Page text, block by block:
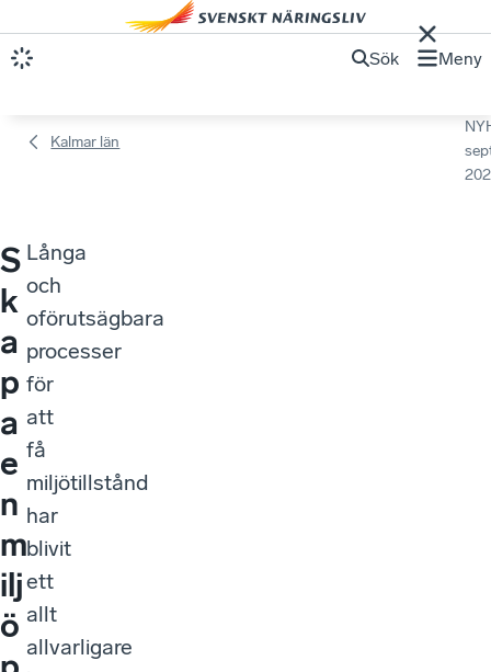
Sök Meny
Kalmar län
S
k
a
p
a
e
n
m
ilj
ö
Långa
och
oförutsägbara
processer
för
att
få
miljötillstånd
har
blivit
ett
allt
allvarligare